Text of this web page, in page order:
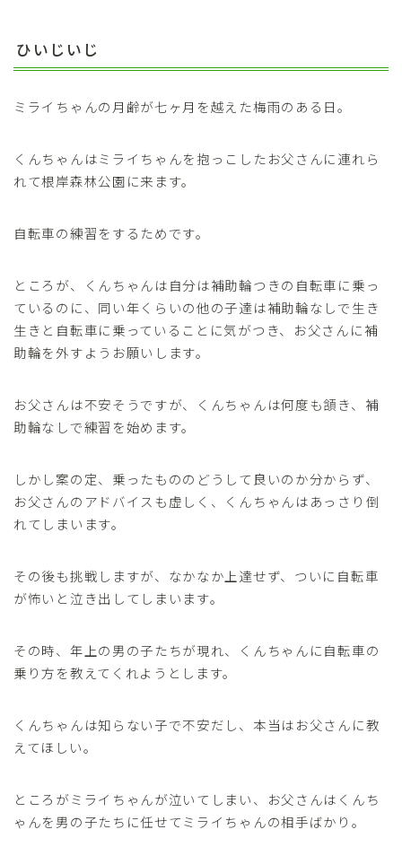
ひいじいじ
ミライちゃんの月齢が七ヶ月を越えた梅雨のある日。
くんちゃんはミライちゃんを抱っこしたお父さんに連れら
れて根岸森林公園に来ます。
自転車の練習をするためです。
ところが、くんちゃんは自分は補助輪つきの自転車に乗っ
ているのに、同い年くらいの他の子達は補助輪なしで生き
生きと自転車に乗っていることに気がつき、お父さんに補
助輪を外すようお願いします。
お父さんは不安そうですが、くんちゃんは何度も頷き、補
助輪なしで練習を始めます。
しかし案の定、乗ったもののどうして良いのか分からず、
お父さんのアドバイスも虚しく、くんちゃんはあっさり倒
れてしまいます。
その後も挑戦しますが、なかなか上達せず、ついに自転車
が怖いと泣き出してしまいます。
その時、年上の男の子たちが現れ、くんちゃんに自転車の
乗り方を教えてくれようとします。
くんちゃんは知らない子で不安だし、本当はお父さんに教
えてほしい。
ところがミライちゃんが泣いてしまい、お父さんはくんち
ゃんを男の子たちに任せてミライちゃんの相手ばかり。